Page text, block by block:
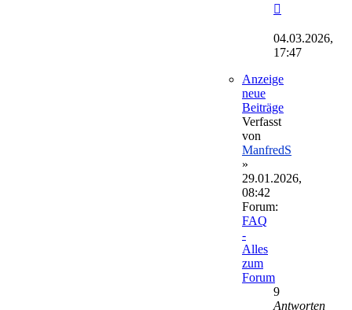
Beitrag
04.03.2026,
17:47
Anzeige
neue
Beiträge
Verfasst
von
ManfredS
»
29.01.2026,
08:42
Forum:
FAQ
-
Alles
zum
Forum
9
Antworten